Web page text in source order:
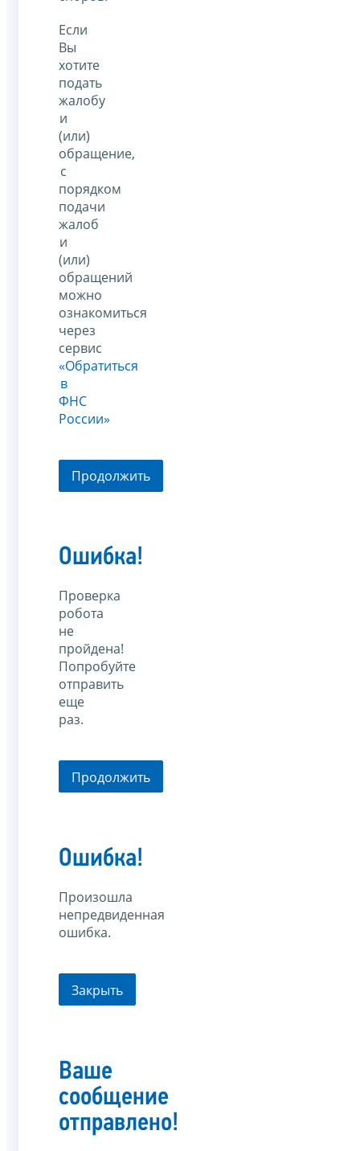
Если
Вы
хотите
подать
жалобу
и
(или)
обращение,
с
порядком
подачи
жалоб
и
(или)
обращений
можно
ознакомиться
через
сервис
«Обратиться
в
ФНС
России»
Продолжить
Ошибка!
Проверка
робота
не
пройдена!
Попробуйте
отправить
еще
раз.
Продолжить
Ошибка!
Произошла
непредвиденная
ошибка.
Закрыть
Ваше
сообщение
отправлено!